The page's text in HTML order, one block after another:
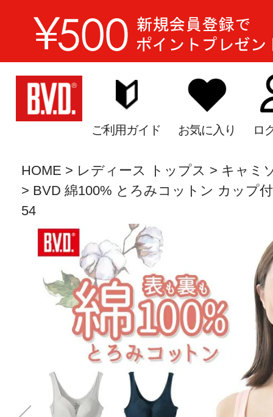
ご利用ガイド お気に入り ロ
HOME レディース トップス
キャミ
BVD 綿100% とろみコットン カップ
54